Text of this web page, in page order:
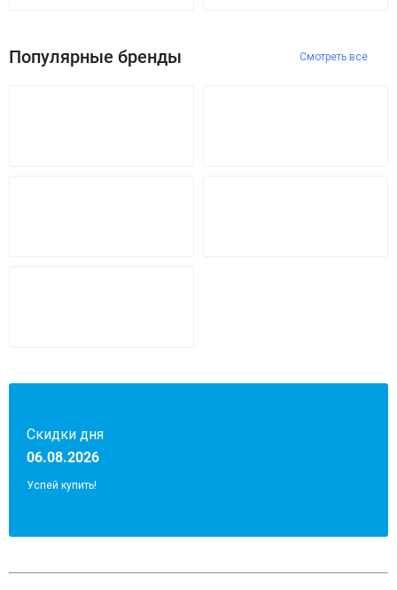
Популярные бренды Смотреть все
Скидки дня
06.08.2026
Успей купить!